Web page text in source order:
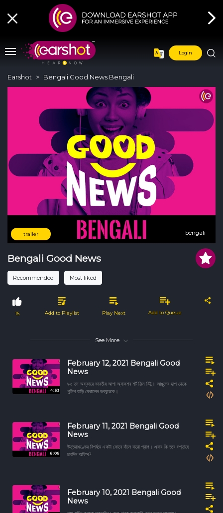
Login
Earshot Bengali Good News Bengali
bengali
bengali
trailer
Bengali Good News
Recommended Most liked
16 Add to Playlist Play Next Add to Queue
See More
4:53
February 12, 2021 Bengali Good
News
৯৩ তম অস্কারে ভারতীয় আশা অ্যাকশন শর্ট ফিল্ম বিট্টু। আঙুলের ছাপ থেকে
পুলিশ বাড়ি ফেরালেন ভবঘুরেকে।
6:05
February 11, 2021 Bengali Good
News
উত্তরাখণ্ডের বিপর্যয়ে একটা ফোনে বাঁচল বারো প্রাণ। এবার কি তবে সপ্তাহে
চারদিন অফিস?
February 10, 2021 Bengali Good
News